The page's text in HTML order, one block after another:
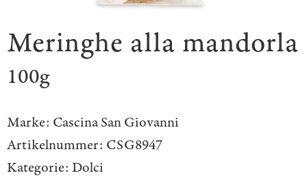
Meringhe alla mandorla
100g
Marke: Cascina San Giovanni
Artikelnummer: CSG8947
Kategorie: Dolci